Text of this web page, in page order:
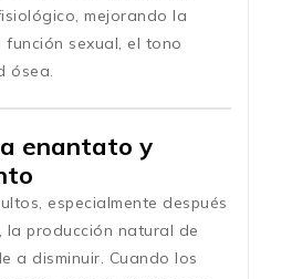
mejorando la
sexual, el tono
ósea.
enantato y
especialmente después
la producción natural de
a disminuir. Cuando los